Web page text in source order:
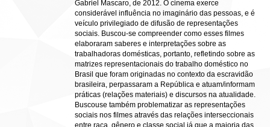
Gabriel Mascaro, de 2012. O cinema exerce
considerável influência no imaginário das pessoas, e é
veículo privilegiado de difusão de representações
sociais. Buscou-se compreender como esses filmes
elaboraram saberes e interpretações sobre as
trabalhadoras domésticas, portanto, refletindo sobre as
matrizes representacionais do trabalho doméstico no
Brasil que foram originadas no contexto da escravidão
brasileira, perpassaram a República e atuam/informam
práticas (relações materiais) e discursos na atualidade.
Buscouse também problematizar as representações
sociais nos filmes através das relações interseccionais
entre raça, gênero e classe social já que a maioria das